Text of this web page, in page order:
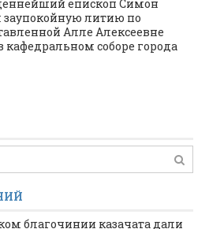
епископ Симон
литию по
Алле Алексеевне
кафедральном соборе города
благочинии казачата дали